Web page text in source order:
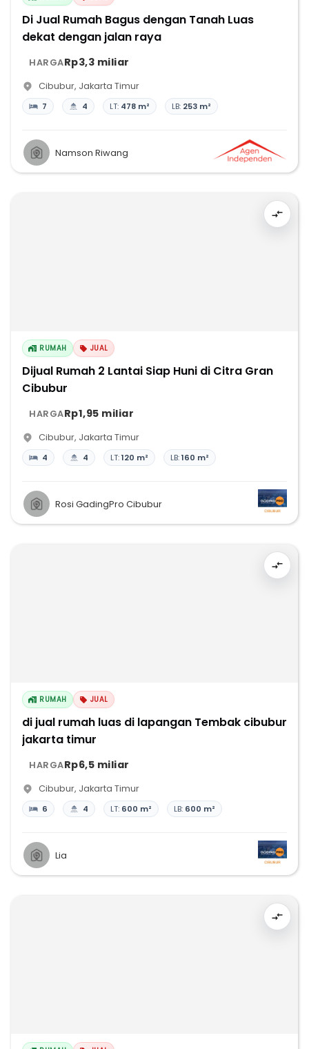
Di Jual Rumah Bagus dengan Tanah Luas
dekat dengan jalan raya
HARGARp3,3 miliar
Cibubur, Jakarta Timur
7 4 LT: 478 m² LB: 253 m²
Namson Riwang
RUMAH JUAL
Dijual Rumah 2 Lantai Siap Huni di Citra Gran
Cibubur
HARGARp1,95 miliar
Cibubur, Jakarta Timur
4 4 LT:120 m² LB:160 m²
Rosi GadingPro Cibubur
RUMAH JUAL
di jual rumah luas di lapangan Tembak cibubur
jakarta timur
HARGARp6,5 miliar
Cibubur, Jakarta Timur
6 4 LT: 600 m² LB: 600 m²
Lia